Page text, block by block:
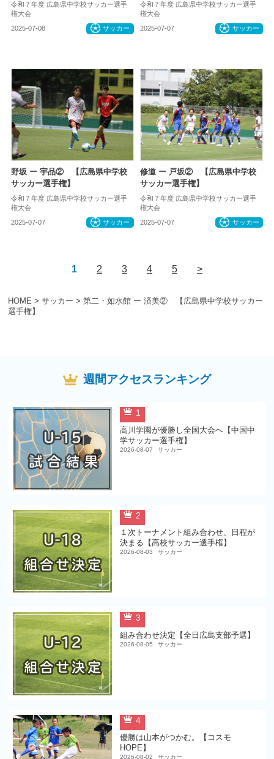
HOME > サッカー > 第二・如水館 ー 済美② 【広島県中学校サッカー
選手権】
令和７年度 広島県中学校サッカー選手
権大会
2025-07-08 サッカー
令和７年度 広島県中学校サッカー選手
権大会
2025-07-07 サッカー
野坂 ー 宇品② 【広島県中学校
サッカー選手権】
令和７年度 広島県中学校サッカー選手
権大会
2025-07-07 サッカー
修道 ー 戸坂② 【広島県中学校
サッカー選手権】
令和７年度 広島県中学校サッカー選手
権大会
2025-07-07 サッカー
1 2 3 4 5 >
週間アクセスランキング
1
高川学園が優勝し全国大会へ【中国中
学サッカー選手権】
2026-08-07 サッカー
2
１次トーナメント組み合わせ、日程が
決まる【高校サッカー選手権】
2026-08-03 サッカー
3
組み合わせ決定【全日広島支部予選】
2026-08-05 サッカー
4
優勝は山本がつかむ。【コスモ
HOPE】
2026-08-02 サッカー